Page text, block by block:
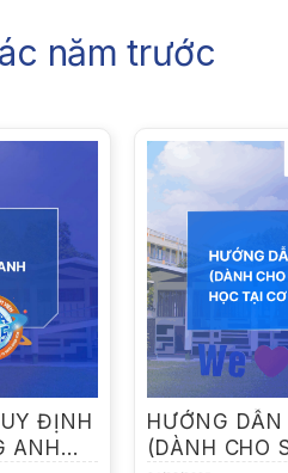
năm trước
ĐỊNH
ANH
HƯỚNG
(DÀNH CHO